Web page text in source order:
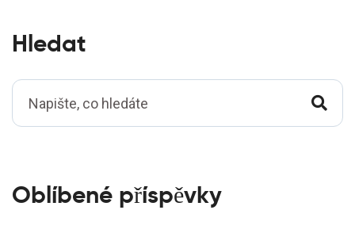
Hledat
Oblíbené příspěvky